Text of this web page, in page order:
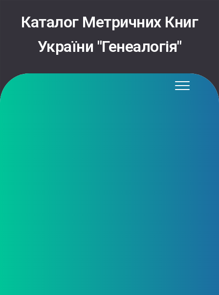
Каталог Метричних Книг
України "Генеалогія"